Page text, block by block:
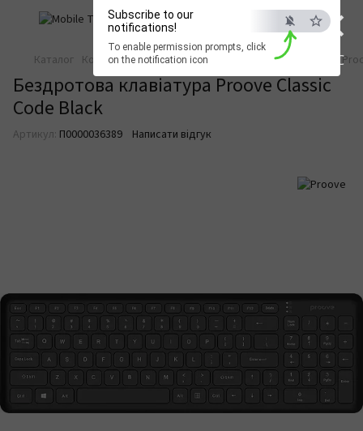
×
ESC
Subscribe to our
notifications!
To enable permission prompts, click
on the notification icon
Каталог Комп’ютери та периферія Клавіатури Клавіатури
Бездротова клавіатура Proove Classic
Code Black
Артикул: П0000036389 Написати відгук